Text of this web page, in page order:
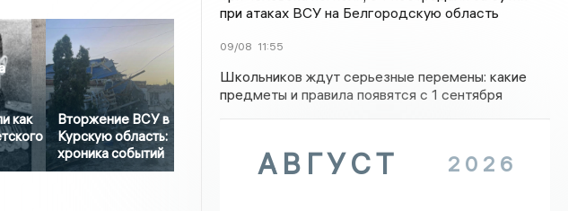
как
Вторжение ВСУ в
Курскую область:
хроника событий
при атаках ВСУ на Белгородскую область
09/08 11:55
Школьников ждут серьезные перемены: какие
предметы и правила появятся с 1 сентября
АВГУСТ 2026